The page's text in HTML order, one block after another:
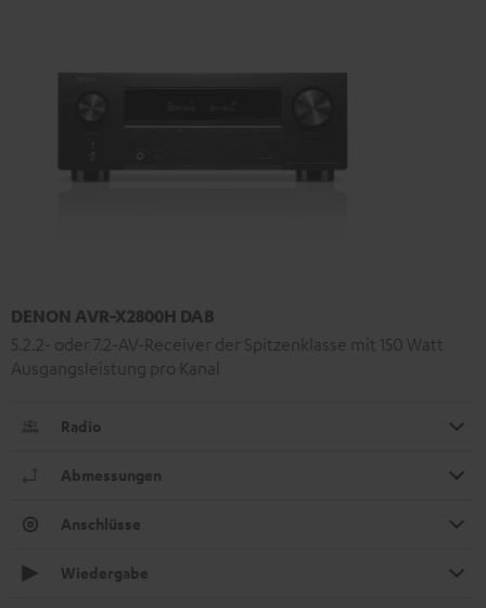
DENON AVR-X2800H DAB
5.2.2- oder 7.2-AV-Receiver der Spitzenklasse mit 150 Watt
Ausgangsleistung pro Kanal
Radio
Abmessungen
Anschlüsse
Wiedergabe